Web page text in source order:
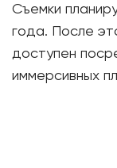
Съемки
года. После
доступен
иммерсивных